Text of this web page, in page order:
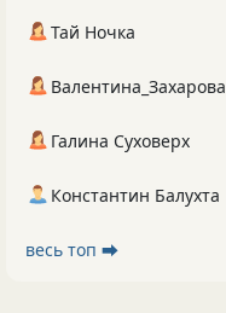
Тай Ночка
Валентина_Захарова
Галина Суховерх
Константин Балухта
весь топ ⮕